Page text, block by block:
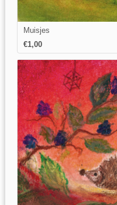
Muisjes
€1,00